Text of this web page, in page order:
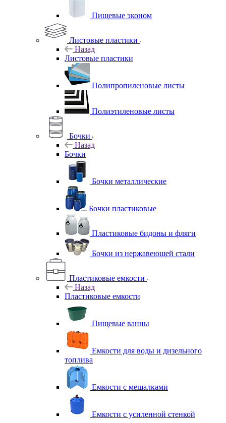
Пищевые эконом
Листовые пластики
Назад
Листовые пластики
Полипропиленовые листы
Полиэтиленовые листы
Бочки
Назад
Бочки
Бочки металлические
Бочки пластиковые
Пластиковые бидоны и фляги
Бочки из нержавеющей стали
Пластиковые емкости
Назад
Пластиковые емкости
Пищевые ванны
Емкости для воды и дизельного
топлива
Емкости с мешалками
Емкости с усиленной стенкой